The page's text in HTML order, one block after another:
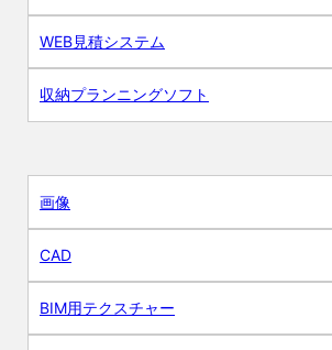
WEB見積システム
収納プランニングソフト
画像
CAD
BIM用テクスチャー